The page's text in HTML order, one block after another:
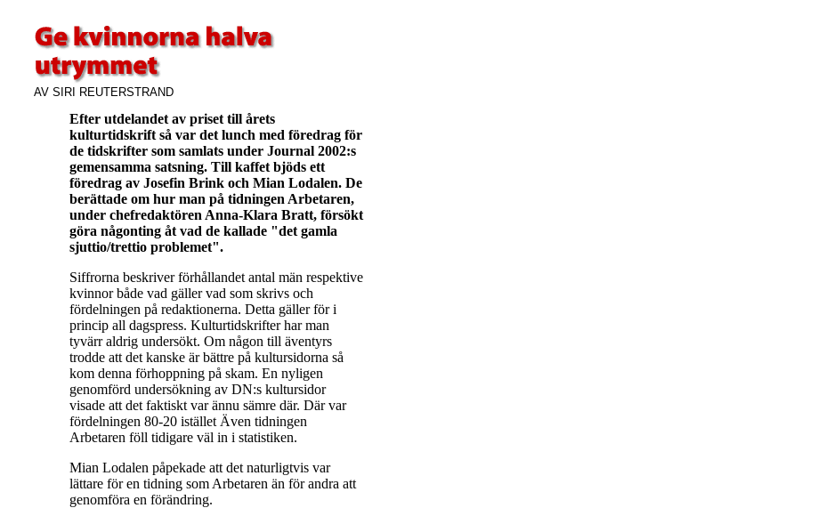
AV SIRI REUTERSTRAND
Efter utdelandet av priset till årets
kulturtidskrift så var det lunch med föredrag för
de tidskrifter som samlats under Journal 2002:s
gemensamma satsning. Till kaffet bjöds ett
föredrag av Josefin Brink och Mian Lodalen. De
berättade om hur man på tidningen Arbetaren,
under chefredaktören Anna-Klara Bratt, försökt
göra någonting åt vad de kallade "det gamla
sjuttio/trettio problemet".
Siffrorna beskriver förhållandet antal män respektive
kvinnor både vad gäller vad som skrivs och
fördelningen på redaktionerna. Detta gäller för i
princip all dagspress. Kulturtidskrifter har man
tyvärr aldrig undersökt. Om någon till äventyrs
trodde att det kanske är bättre på kultursidorna så
kom denna förhoppning på skam. En nyligen
genomförd undersökning av DN:s kultursidor
visade att det faktiskt var ännu sämre där. Där var
fördelningen 80-20 istället Även tidningen
Arbetaren föll tidigare väl in i statistiken.
Mian Lodalen påpekade att det naturligtvis var
lättare för en tidning som Arbetaren än för andra att
genomföra en förändring.